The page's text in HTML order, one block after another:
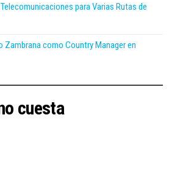
para Varias Rutas de
Zambrana como Country Manager en
cuesta